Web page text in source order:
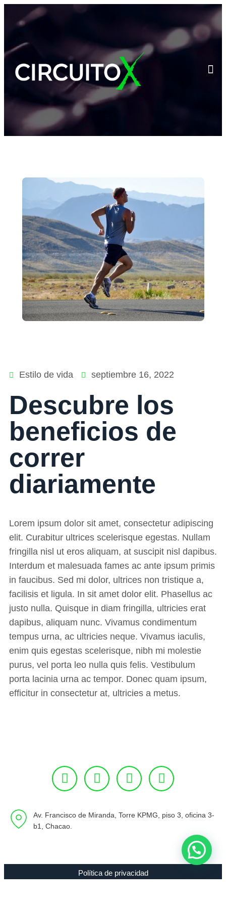
Estilo de vida septiembre 16, 2022
Descubre los
beneficios de
correr
diariamente
Lorem ipsum dolor sit amet, consectetur adipiscing
elit. Curabitur ultrices scelerisque egestas. Nullam
fringilla nisl ut eros aliquam, at suscipit nisl dapibus.
Interdum et malesuada fames ac ante ipsum primis
in faucibus. Sed mi dolor, ultrices non tristique a,
facilisis et ligula. In sit amet dolor elit. Phasellus ac
justo nulla. Quisque in diam fringilla, ultricies erat
dapibus, aliquam nunc. Vivamus condimentum
tempus urna, ac ultricies neque. Vivamus iaculis,
enim quis egestas scelerisque, nibh mi molestie
purus, vel porta leo nulla quis felis. Vestibulum
porta lacinia urna ac tempor. Donec quam ipsum,
efficitur in consectetur at, ultricies a metus.
Av. Francisco de Miranda, Torre KPMG, piso 3, oficina 3-
b1, Chacao.
Política de privacidad